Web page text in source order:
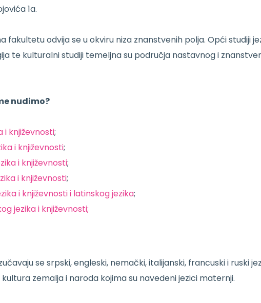
1a.
fakultetu odvija se u okviru niza znanstvenih polja. Opći studiji
te kulturalni studiji temeljna su područja nastavnog i
nudimo?
i književnosti;
i književnosti;
i književnosti;
i književnosti;
i književnosti i latinskog jezika;
jezika i književnosti;
se srpski, engleski, nemački, italijanski, francuski i ruski
zemalja i naroda kojima su navedeni jezici maternji.